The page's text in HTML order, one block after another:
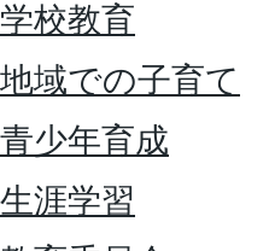
学校教育
地域での子育て
青少年育成
生涯学習